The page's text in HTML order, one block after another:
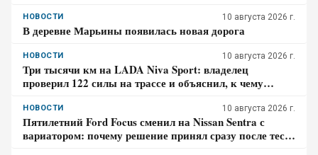
НОВОСТИ 10 августа 2026 г.
В деревне Марьины появилась новая дорога
НОВОСТИ 10 августа 2026 г.
Три тысячи км на LADA Niva Sport: владелец
проверил 122 силы на трассе и объяснил, к чему
НОВОСТИ 10 августа 2026 г.
Пятилетний Ford Focus сменил на Nissan Sentra с
вариатором: почему решение принял сразу после тест-